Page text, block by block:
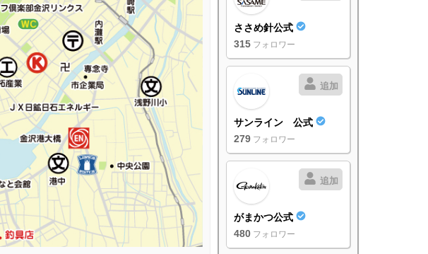
ささめ針公式
315 フォロワー
追加
サンライン 公式
279 フォロワー
追加
がまかつ公式
480 フォロワー